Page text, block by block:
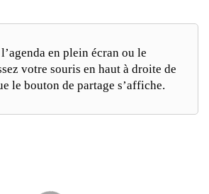
en plein écran ou le
votre souris en haut à droite de
le bouton de partage s’affiche.